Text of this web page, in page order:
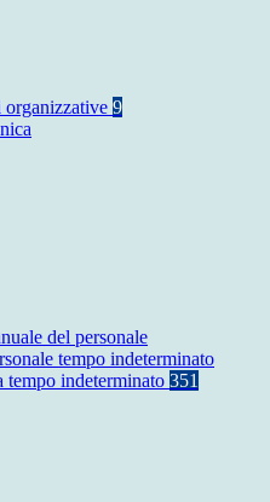
organizzative 9
del personale
tempo indeterminato
tempo indeterminato 351